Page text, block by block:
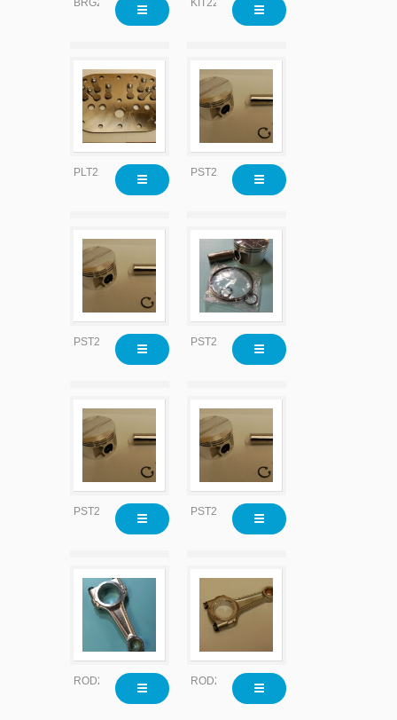
BRG2204x020 KIT2200
PLT2204 PST2215
PST2215 PST2215X020
PST2215X020 PST2215X030
ROD2200 ROD2200